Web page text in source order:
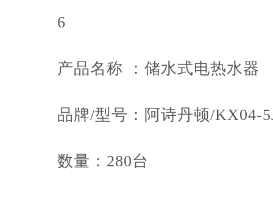
6
产品名称 ：储水式电热水器
品牌/型号：阿诗丹顿/KX04-
数量：280台